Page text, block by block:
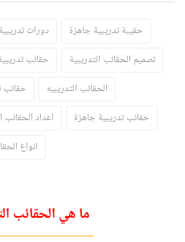
دورات تدريبية
حقيبة تدريبية جاهزة
حقائب
تصميم الحقائب التدريبية
حقائب
الحقائب التدريبيه
اعداد الحقائب
حقائب تدريبية جاهزة
انواع
ما هي الحقائب